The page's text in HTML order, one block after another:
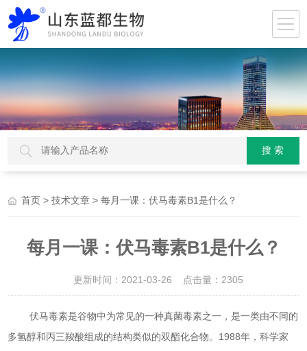
首页 >技术文章 > 每月一课：伏马毒素B1是什么？
每月一课：伏马毒素B1是什么？
更新时间：2021-03-26 点击量： 2305
伏马毒素是谷物中为常见的一种真菌毒素之一，是一类由不同的
多氢醇和丙三羧酸组成的结构类似的双酯化合物。1988年，科学家